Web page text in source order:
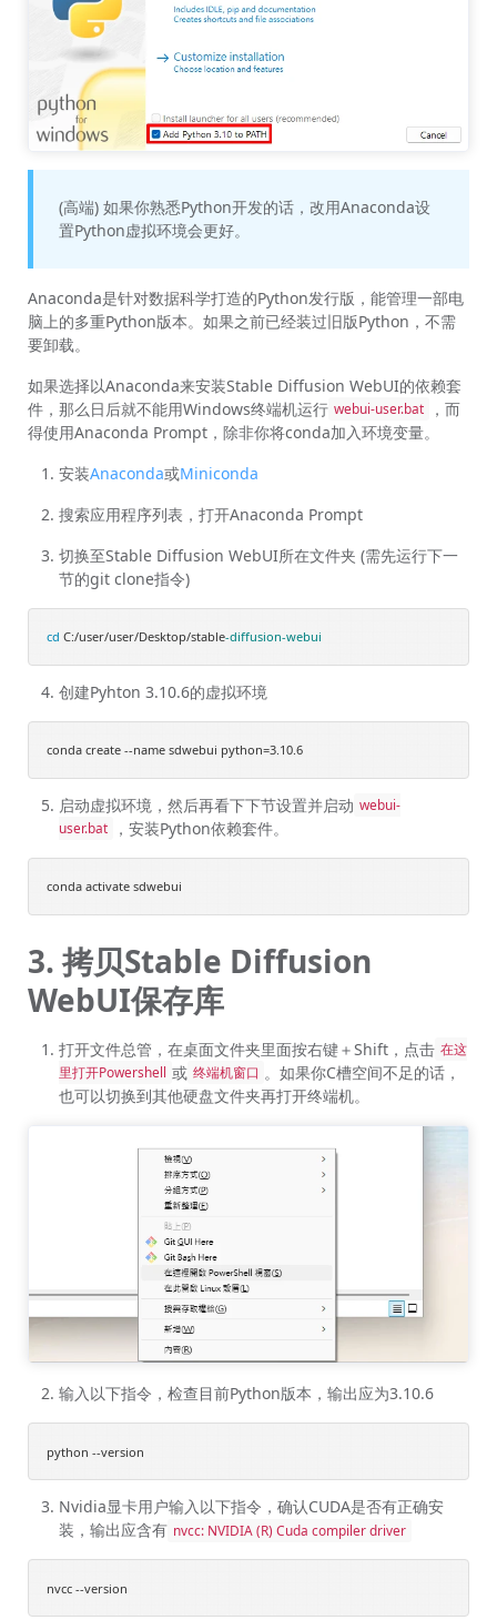
(高端) 如果你熟悉Python开发的话，改用Anaconda设
置Python虚拟环境会更好。
Anaconda是针对数据科学打造的Python发行版，能管理一部电
脑上的多重Python版本。如果之前已经装过旧版Python，不需
要卸载。
如果选择以Anaconda来安装Stable Diffusion WebUI的依赖套
件，那么日后就不能用Windows终端机运行 webui-user.bat
，而
得使用Anaconda Prompt，除非你将conda加入环境变量。
安装Anaconda或Miniconda
搜索应用程序列表，打开Anaconda Prompt
切换至Stable Diffusion WebUI所在文件夹 (需先运行下一
节的git clone指令)
cd C:/user/user/Desktop/stable-diffusion-webui
创建Pyhton 3.10.6的虚拟环境
conda create --name sdwebui python=3.10.6
启动虚拟环境，然后再看下下节设置并启动 webui-
user.bat
，安装Python依赖套件。
3. 拷贝Stable Diffusion
WebUI保存库
打开文件总管，在桌面文件夹里面按右键＋Shift，点击 在这
里打开Powershell
或 终端机窗口 。如果你C槽空间不足的话，
也可以切换到其他硬盘文件夹再打开终端机。
输入以下指令，检查目前Python版本，输出应为3.10.6
Nvidia显卡用户输入以下指令，确认CUDA是否有正确安
装，输出应含有 nvcc: NVIDIA (R) Cuda compiler driver